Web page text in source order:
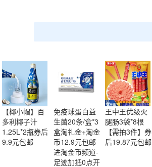
【椰小帽】百
多利椰子汁
1.25L*2瓶券后
9.9元包邮
免疫球蛋白益
生菌20条/盒*3
盒淘礼金+淘金
币12.9元包邮
进淘金币频道-
足迹加抵0点开
王中王优级火
腿肠3袋*8根
【需拍3件】券
后19.87元包邮